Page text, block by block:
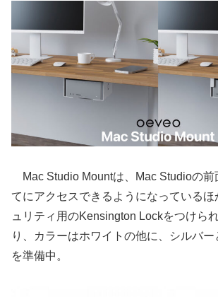
Mac Studio Mountは、Mac Studioの前
てにアクセスできるようになっているほ
ュリティ用のKensington Lockをつけら
り、カラーはホワイトの他に、シルバ
を準備中。